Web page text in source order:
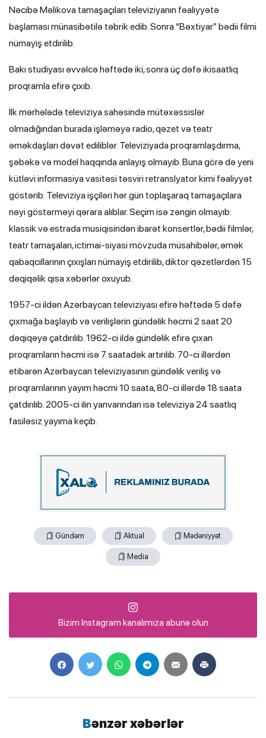
Nəcibə Məlikova tamaşaçıları televiziyanın fəaliyyətə
başlaması münasibətilə təbrik edib. Sonra “Bəxtiyar” bədii filmi
nümayiş etdirilib.
Bakı studiyası əvvəlcə həftədə iki, sonra üç dəfə ikisaatlıq
proqramla efirə çıxıb.
İlk mərhələdə televiziya sahəsində mütəxəssislər
olmadığından burada işləməyə radio, qəzet və teatr
əməkdaşları dəvət ediliblər. Televiziyada proqramlaşdırma,
şəbəkə və model haqqında anlayış olmayıb. Buna görə də yeni
kütləvi informasiya vasitəsi təsviri retranslyator kimi fəaliyyət
göstərib. Televiziya işçiləri hər gün toplaşaraq tamaşaçılara
nəyi göstərməyi qərara alıblar. Seçim isə zəngin olmayıb:
klassik və estrada musiqisindən ibarət konsertlər, bədii filmlər,
teatr tamaşaları, ictimai-siyasi mövzuda müsahibələr, əmək
qabaqcıllarının çıxışları nümayiş etdirilib, diktor qəzetlərdən 15
dəqiqəlik qısa xəbərlər oxuyub.
1957-ci ildən Azərbaycan televiziyası efirə həftədə 5 dəfə
çıxmağa başlayıb və verilişlərin gündəlik həcmi 2 saat 20
dəqiqəyə çatdırılıb. 1962-ci ildə gündəlik efirə çıxan
proqramların həcmi isə 7 saatadək artırılıb. 70-ci illərdən
etibarən Azərbaycan televiziyasının gündəlik veriliş və
proqramlarının yayım həcmi 10 saata, 80-ci illərdə 18 saata
çatdırılıb. 2005-ci ilin yanvarından isə televiziya 24 saatlıq
fasiləsiz yayıma keçib.
Gündəm Aktual Mədəniyyət
Media
Bizim Instagram kanalımıza abunə olun
Bənzər xəbərlər